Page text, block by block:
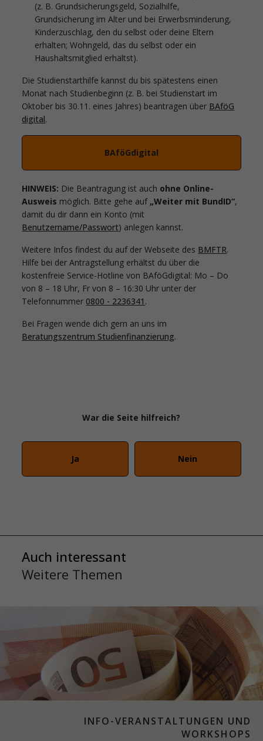
(z. B. Grundsicherungsgeld, Sozialhilfe,
Grundsicherung im Alter und bei Erwerbsminderung,
Kinderzuschlag, den du selbst oder deine Eltern
erhalten; Wohngeld, das du selbst oder ein
Haushaltsmitglied erhältst).
Die Studienstarthilfe kannst du bis spätestens einen
Monat nach Studienbeginn (z. B. bei Studienstart im
Oktober bis 30.11. eines Jahres) beantragen über BAföG
digital.
BAföGdigital
HINWEIS: Die Beantragung ist auch ohne Online-
Ausweis möglich. Bitte gehe auf „Weiter mit BundID“,
damit du dir dann ein Konto (mit
Benutzername/Passwort) anlegen kannst.
Weitere Infos findest du auf der Webseite des BMFTR.
Hilfe bei der Antragstellung erhältst du über die
kostenfreie Service-Hotline von BAföGdigital: Mo – Do
von 8 – 18 Uhr, Fr von 8 – 16:30 Uhr unter der
Telefonnummer0800 - 2236341 .
Bei Fragen wende dich gern an uns im
Beratungszentrum Studienfinanzierung.
War die Seite hilfreich?
Ja Nein
Auch interessant
Weitere Themen
INFO-VERANSTALTUNGEN UND
WORKSHOPS